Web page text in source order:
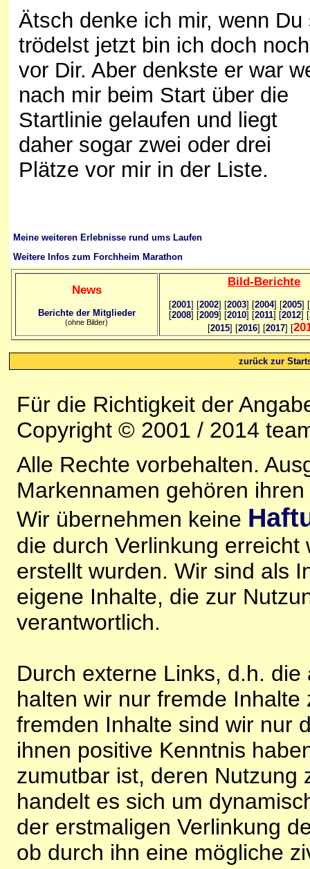
Ätsch denke ich mir, wenn Du
trödelst jetzt bin ich doch noch
vor Dir. Aber denkste er war
nach mir beim Start über die
Startlinie gelaufen und liegt
daher sogar zwei oder drei
Plätze vor mir in der Liste.
Meine weiteren Erlebnisse rund ums Laufen
Weitere Infos zum Forchheim Marathon
News
Berichte der Mitglieder
(ohne Bilder)
Bild-Berichte
[2001] [2002] [2003] [2004] [2005] [
[2008] [2009] [2010] [2011] [2012] [
[2015] [2016] [2017] [
zurück zur
Für die Richtigkeit der
Copyright © 2001 / 2014
Alle Rechte vorbehalten.
Markennamen gehören
Wir übernehmen keine
die durch Verlinkung
erstellt wurden. Wir sind als
eigene Inhalte, die zur
verantwortlich.
Durch externe Links, d.h.
halten wir nur fremde
fremden Inhalte sind wir nur
ihnen positive Kenntnis
zumutbar ist, deren Nutzung
handelt es sich um
der erstmaligen Verlinkung
ob durch ihn eine mögliche